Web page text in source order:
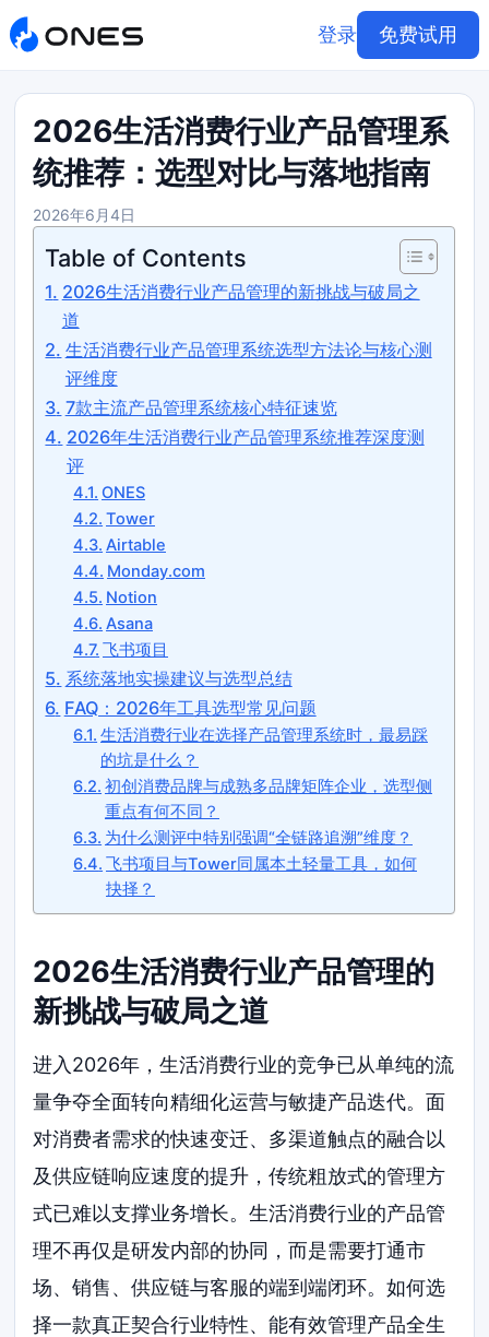
登录 免费试用
2026生活消费行业产品管理系
统推荐：选型对比与落地指南
2026年6月4日
Table of Contents
2026生活消费行业产品管理的新挑战与破局之
道
生活消费行业产品管理系统选型方法论与核心测
评维度
7款主流产品管理系统核心特征速览
2026年生活消费行业产品管理系统推荐深度测
评
ONES
Tower
Airtable
Monday.com
Notion
Asana
飞书项目
系统落地实操建议与选型总结
FAQ：2026年工具选型常见问题
生活消费行业在选择产品管理系统时，最易踩
的坑是什么？
初创消费品牌与成熟多品牌矩阵企业，选型侧
重点有何不同？
为什么测评中特别强调“全链路追溯”维度？
飞书项目与Tower同属本土轻量工具，如何
抉择？
2026生活消费行业产品管理的
新挑战与破局之道
进入2026年，生活消费行业的竞争已从单纯的流
量争夺全面转向精细化运营与敏捷产品迭代。面
对消费者需求的快速变迁、多渠道触点的融合以
及供应链响应速度的提升，传统粗放式的管理方
式已难以支撑业务增长。生活消费行业的产品管
理不再仅是研发内部的协同，而是需要打通市
场、销售、供应链与客服的端到端闭环。如何选
择一款真正契合行业特性、能有效管理产品全生